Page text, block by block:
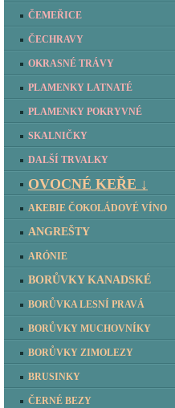
ČEMEŘICE
ČECHRAVY
OKRASNÉ TRÁVY
PLAMENKY LATNATÉ
PLAMENKY POKRYVNÉ
SKALNIČKY
DALŠÍ TRVALKY
OVOCNÉ KEŘE ↓
AKEBIE ČOKOLÁDOVÉ VÍNO
ANGREŠTY
ARÓNIE
BORŮVKY KANADSKÉ
BORŮVKA LESNÍ PRAVÁ
BORŮVKY MUCHOVNÍKY
BORŮVKY ZIMOLEZY
BRUSINKY
ČERNÉ BEZY